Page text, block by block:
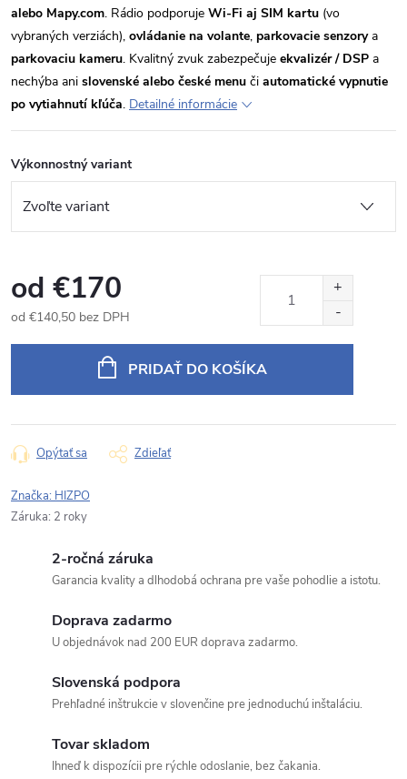
alebo Mapy.com. Rádio podporuje Wi-Fi aj SIM kartu (vo
vybraných verziách), ovládanie na volante, parkovacie senzorya
parkovaciu kameru. Kvalitný zvuk zabezpečuje ekvalizér / DSP a
nechýba ani slovenské alebo české menu či automatické vypnutie
po vytiahnutí kľúča. Detailné informácie
Výkonnostný variant
od €170
od €140,50 bez DPH
PRIDAŤ DO KOŠÍKA
Opýtať sa Zdieľať
Značka: HIZPO
Záruka: 2 roky
2-ročná záruka
Garancia kvality a dlhodobá ochrana pre vaše pohodlie a istotu.
Doprava zadarmo
U objednávok nad 200 EUR doprava zadarmo.
Slovenská podpora
Prehľadné inštrukcie v slovenčine pre jednoduchú inštaláciu.
Tovar skladom
Ihneď k dispozícii pre rýchle odoslanie, bez čakania.